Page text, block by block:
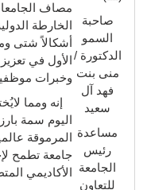
صاحبة
السمو
الدكتورة /
منى بنت
فهد آل
سعيد
مساعدة
رئيس
الجامعة
للتعاون
مصاف
الخارطة
أشكالاً شتى
الأول في
وخبرات
إنه ومما
اليوم سمة
المرموقة
جامعة تطمح
الأكاديمي